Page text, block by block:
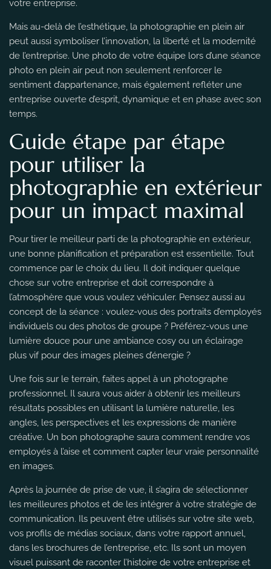
votre entreprise.
Mais au-delà de l’esthétique, la photographie en plein air
peut aussi symboliser l’innovation, la liberté et la modernité
de l’entreprise. Une photo de votre équipe lors d’une séance
photo en plein air peut non seulement renforcer le
sentiment d’appartenance, mais également refléter une
entreprise ouverte d’esprit, dynamique et en phase avec son
temps.
Guide étape par étape
pour utiliser la
photographie en extérieur
pour un impact maximal
Pour tirer le meilleur parti de la photographie en extérieur,
une bonne planification et préparation est essentielle. Tout
commence par le choix du lieu. Il doit indiquer quelque
chose sur votre entreprise et doit correspondre à
l’atmosphère que vous voulez véhiculer. Pensez aussi au
concept de la séance : voulez-vous des portraits d’employés
individuels ou des photos de groupe ? Préférez-vous une
lumière douce pour une ambiance cosy ou un éclairage
plus vif pour des images pleines d’énergie ?
Une fois sur le terrain, faites appel à un photographe
professionnel. Il saura vous aider à obtenir les meilleurs
résultats possibles en utilisant la lumière naturelle, les
angles, les perspectives et les expressions de manière
créative. Un bon photographe saura comment rendre vos
employés à l’aise et comment capter leur vraie personnalité
en images.
Après la journée de prise de vue, il s’agira de sélectionner
les meilleures photos et de les intégrer à votre stratégie de
communication. Ils peuvent être utilisés sur votre site web,
vos profils de médias sociaux, dans votre rapport annuel,
dans les brochures de l’entreprise, etc. Ils sont un moyen
visuel puissant de raconter l’histoire de votre entreprise et